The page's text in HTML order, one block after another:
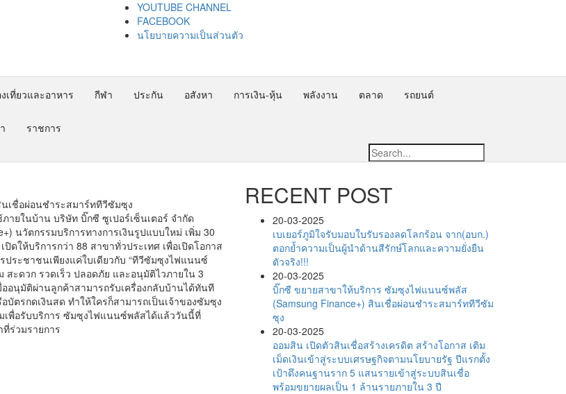
YOUTUBE CHANNEL
FACEBOOK
นโยบายความเป็นส่วนตัว
เที่ยวและอาหาร กีฬา ประกัน อสังหา การเงิน-หุ้น พลังงาน ตลาด รถยนต์
ราชการ
เชื่อผ่อนชำระสมาร์ททีวีซัมซุง
ายในบ้าน บริษัท บิ๊กซี ซูเปอร์เซ็นเตอร์ จำกัด
นวัตกรรมบริการทางการเงินรูปแบบใหม่ เพิ่ม 30
ให้บริการกว่า 88 สาขาทั่วประเทศ เพื่อเปิดโอกาส
ระชาชนเพียงแค่ใบเดียวกับ “ทีวีซัมซุงไฟแนนซ์
สะดวก รวดเร็ว ปลอดภัย และอนุมัติไวภายใน 3
อนุมัติผ่านลูกค้าสามารถรับเครื่องกลับบ้านได้ทันที
ตรกดเงินสด ทำให้ใครก็สามารถเป็นเจ้าของซัมซุง
เพื่อรับบริการ ซัมซุงไฟแนนซ์พลัสได้แล้ววันนี้ที่
ร่วมรายการ
RECENT POST
20-03-2025
เบเยอร์ภูมิใจรับมอบใบรับรองลดโลกร้อน จาก(อบก.)
ตอกย้ำความเป็นผู้นำด้านสีรักษ์โลกและความยั่งยืน
ตัวจริง!!!
20-03-2025
บิ๊กซี ขยายสาขาให้บริการ ซัมซุงไฟแนนซ์พลัส
(Samsung Finance+) สินเชื่อผ่อนชำระสมาร์ททีวีซัม
ซุง
20-03-2025
ออมสิน เปิดตัวสินเชื่อสร้างเครดิต สร้างโอกาส เติม
เม็ดเงินเข้าสู่ระบบเศรษฐกิจตามนโยบายรัฐ ปีแรกตั้ง
เป้าดึงคนฐานราก 5 แสนรายเข้าสู่ระบบสินเชื่อ
พร้อมขยายผลเป็น 1 ล้านรายภายใน 3 ปี